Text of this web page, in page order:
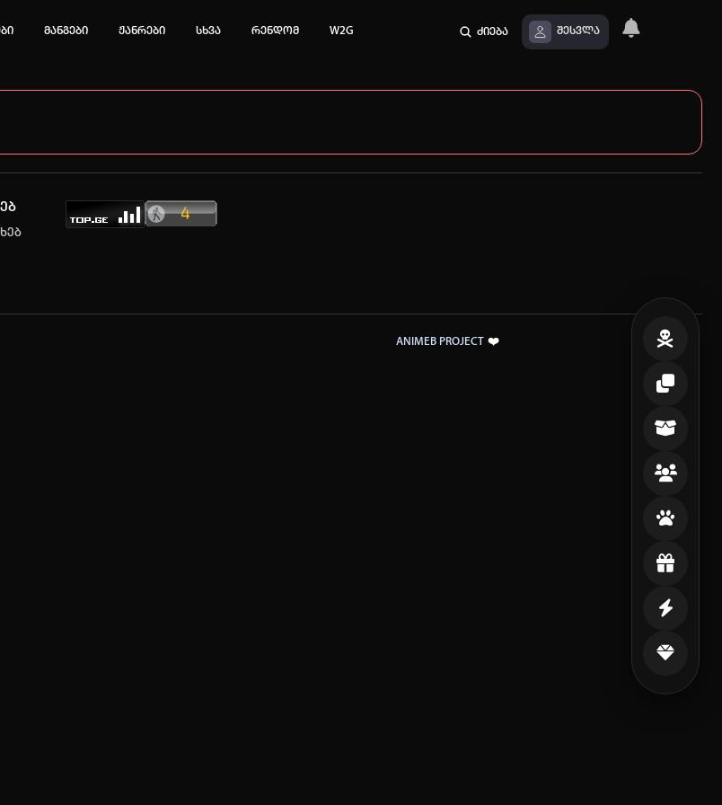
My hero academia
მანგები ჟანრები სხვა რენდომ W2G ძიება შესვლა
ANIMEB PROJECT ❤️